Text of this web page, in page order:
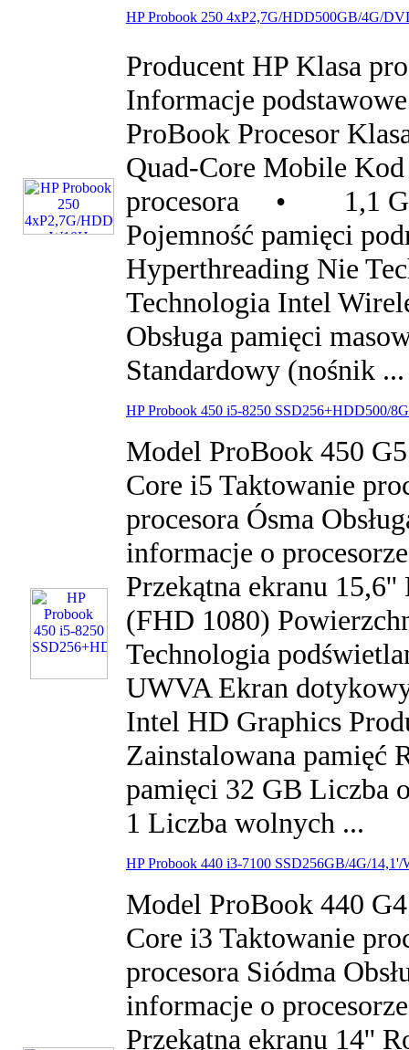
HP Probook 250 4xP2,7G/HDD500GB/4G/
Producent HP
Informacje
ProBook Procesor
Quad-Core Mobile
procesora •
Pojemność pamięci
Hyperthreading Nie
Technologia Intel
Obsługa pamięci
Standardowy (nośnik
HP Probook 450 i5-8250 SSD256+HDD500/
Model ProBook 450
Core i5 Taktowanie
procesora Ósma
informacje o
Przekątna ekranu
(FHD 1080)
Technologia
UWVA Ekran
Intel HD Graphics
Zainstalowana pamięć
pamięci 32 GB Liczba
1 Liczba wolnych ...
HP Probook 440 i3-7100 SSD256GB/4G/14,1'/
Model ProBook 440
Core i3 Taktowanie
procesora Siódma
informacje o
Przekątna ekranu 14''